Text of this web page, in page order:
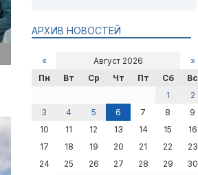
АРХИВ НОВОСТЕЙ
« Август 2026
»
Пн
Вт Ср Чт Пт Сб
Вс
1
2
3
4 5 6 7 8
9
10
11 12 13 14 15
16
17
18 19 20 21 22
23
24
25 26 27 28 29
30